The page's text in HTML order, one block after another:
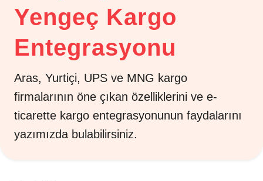
Yengeç Kargo
Entegrasyonu
Aras, Yurtiçi, UPS ve MNG kargo
firmalarının öne çıkan özelliklerini ve e-
ticarette kargo entegrasyonunun faydalarını
yazımızda bulabilirsiniz.